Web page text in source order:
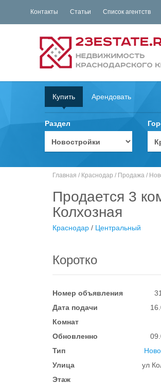
Контакты Статьи Список агентств
Купить Арендовать
Раздел
Главная / Краснодар / Продажа /
Продается 3
Колхозная
Краснодар / Центральный
Коротко
Номер объявления
Дата подачи
Комнат
Обновленно
Тип
Улица
ул
Этаж